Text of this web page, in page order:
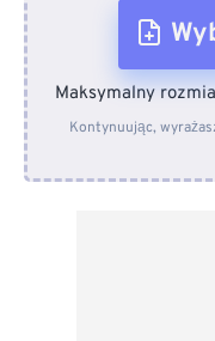
Maksymalny
Kontynuując,